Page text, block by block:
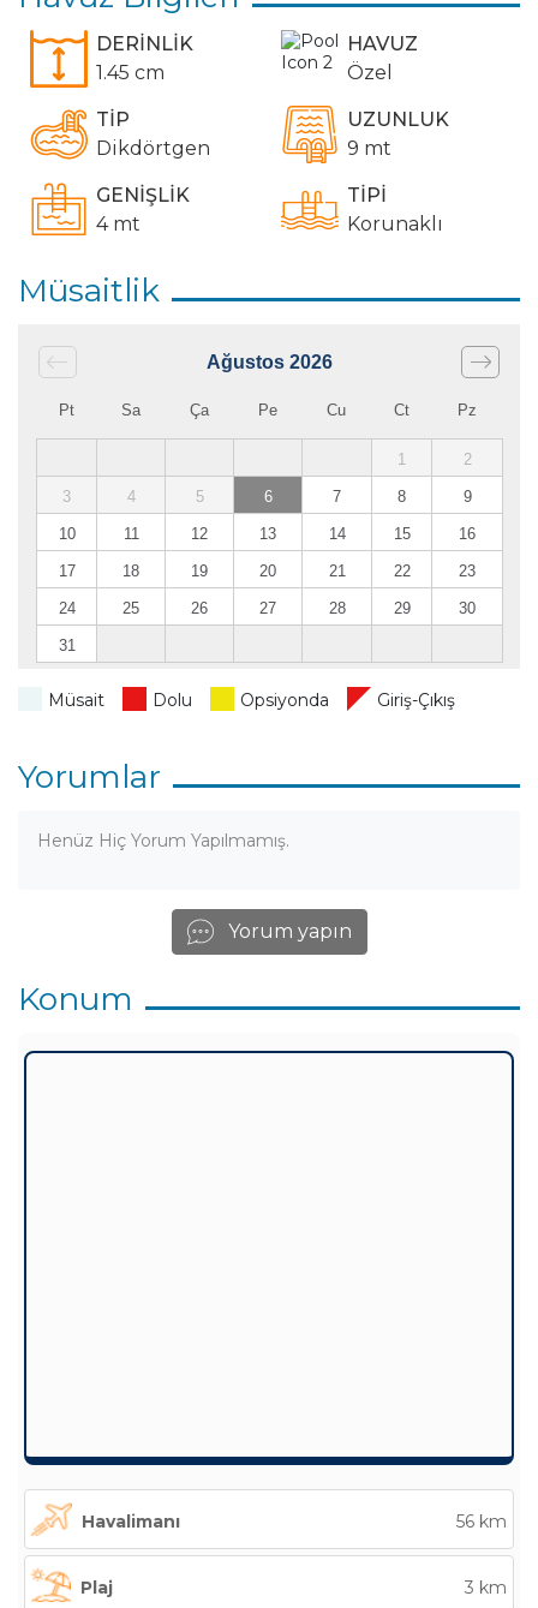
DERİNLİK
1.45 cm
HAVUZ
Özel
TİP
Dikdörtgen
UZUNLUK
9 mt
GENİŞLİK
4 mt
TİPİ
Korunaklı
Müsaitlik
Ağustos 2026
Pt Sa Ça Pe Cu Ct Pz
1 2
3 4 5 6 7 8 9
10 11 12 13 14 15 16
17 18 19 20 21 22 23
24 25 26 27 28 29 30
31
Müsait Dolu Opsiyonda Giriş-Çıkış
Yorumlar
Henüz Hiç Yorum Yapılmamış.
Yorum yapın
Konum
Havalimanı 56 km
Plaj 3 km